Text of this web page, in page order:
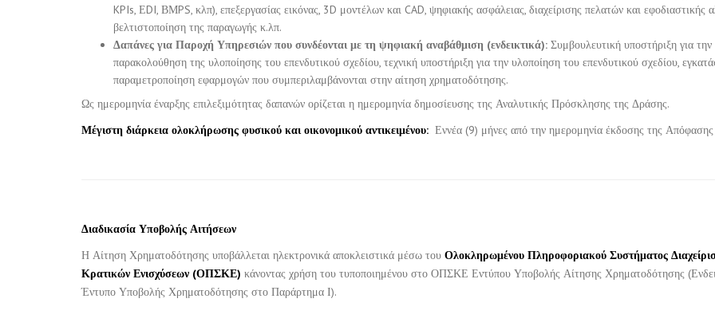
KPIs, ΕDI, ΒΜPS, κλπ), επεξεργασίας εικόνας, 3D μοντέλων και CAD, ψηφιακής ασφάλειας, διαχείρισης πελατών και εφοδιαστικής
βελτιστοποίηση της παραγωγής κ.λπ.
Δαπάνες για Παροχή Υπηρεσιών που συνδέονται με τη ψηφιακή αναβάθμιση (ενδεικτικά): Συμβουλευτική υποστήριξη για την
παρακολούθηση της υλοποίησης του επενδυτικού σχεδίου, τεχνική υποστήριξη για την υλοποίηση του επενδυτικού σχεδίου,
παραμετροποίηση εφαρμογών που συμπεριλαμβάνονται στην αίτηση χρηματοδότησης.
Ως ημερομηνία έναρξης επιλεξιμότητας δαπανών ορίζεται η ημερομηνία δημοσίευσης της Αναλυτικής Πρόσκλησης της Δράσης.
Μέγιστη διάρκεια ολοκλήρωσης φυσικού και οικονομικού αντικειμένου: Εννέα (9) μήνες από την ημερομηνία έκδοσης της
Διαδικασία Υποβολής Αιτήσεων
Η Αίτηση Χρηματοδότησης υποβάλλεται ηλεκτρονικά αποκλειστικά μέσω του Ολοκληρωμένου Πληροφοριακού Συστήματος
Κρατικών Ενισχύσεων (ΟΠΣΚΕ) κάνοντας χρήση του τυποποιημένου στο ΟΠΣΚΕ Εντύπου Υποβολής Αίτησης Χρηματοδότησης
Έντυπο Υποβολής Χρηματοδότησης στο Παράρτημα Ι).